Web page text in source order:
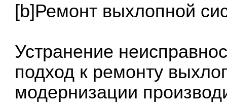
[b]Ремонт выхлопной
Устранение
подход к ремонту
модернизации